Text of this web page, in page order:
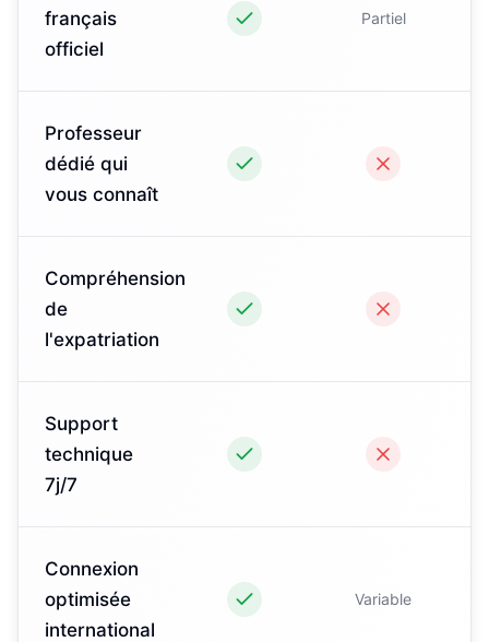
français
officiel
Partiel
Professeur
dédié qui
vous connaît
Compréhension
de
l'expatriation
Support
technique
7j/7
Connexion
optimisée
international
Variable